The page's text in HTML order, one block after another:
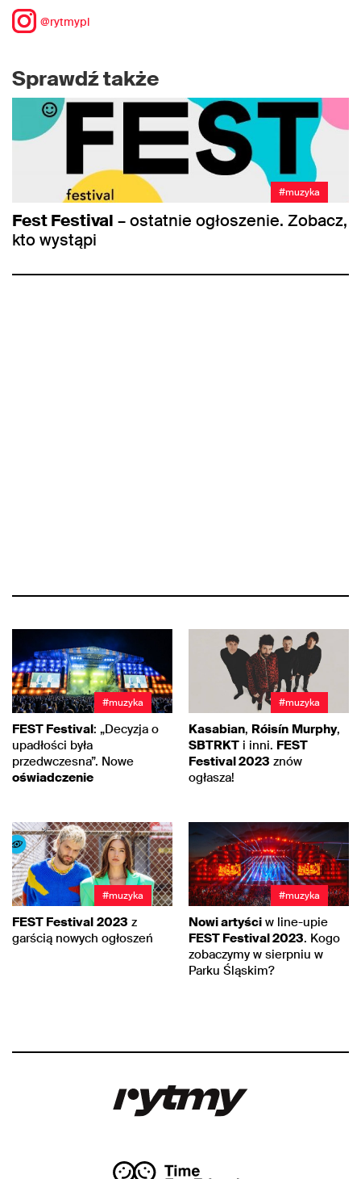
@rytmypl
Sprawdź także
#muzyka
Fest Festival – ostatnie ogłoszenie. Zobacz,
kto wystąpi
#muzyka
FEST Festival: „Decyzja o
upadłości była
przedwczesna”. Nowe
oświadczenie
#muzyka
Kasabian, Róisín Murphy,
SBTRKT i inni. FEST
Festival 2023 znów
ogłasza!
#muzyka
FEST Festival 2023 z
garścią nowych ogłoszeń
#muzyka
Nowi artyści w line-upie
FEST Festival 2023. Kogo
zobaczymy w sierpniu w
Parku Śląskim?